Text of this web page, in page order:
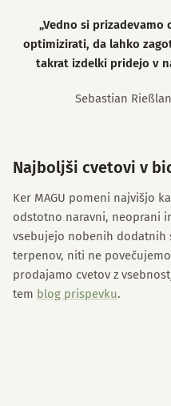
„Vedno si
optimizirati, da lahko
takrat izdelki pridejo v
Sebastian
Najboljši cvetovi v
Ker MAGU pomeni najvišjo
odstotno naravni, neoprani
vsebujejo nobenih dodatnih
terpenov, niti ne
prodajamo cvetov z
tem blog prispevku.